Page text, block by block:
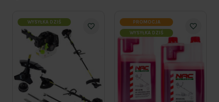
WYSYŁKA DZIŚ
PROMOCJA
WYSYŁKA DZIŚ